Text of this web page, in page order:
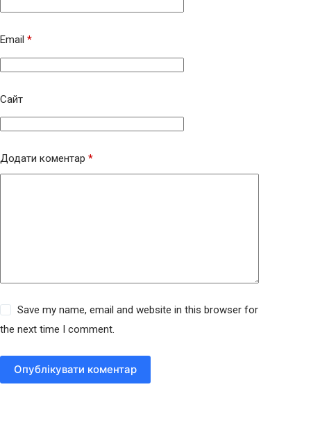
Email *
Сайт
Додати коментар *
Save my name, email and website in this browser for
the next time I comment.
Опублікувати коментар